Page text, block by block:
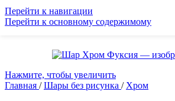
Перейти к навигации
Перейти к основному содержимому
Нажмите, чтобы увеличить
Главная / Шары без рисунка / Хром